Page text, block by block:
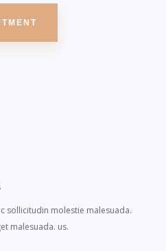
sollicitudin molestie malesuada.
malesuada. us.